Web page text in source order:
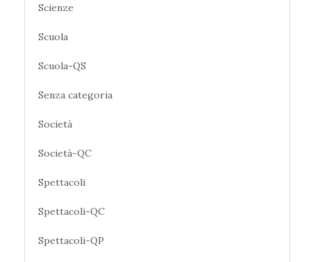
Scienze
Scuola
Scuola-QS
Senza categoria
Società
Società-QC
Spettacoli
Spettacoli-QC
Spettacoli-QP